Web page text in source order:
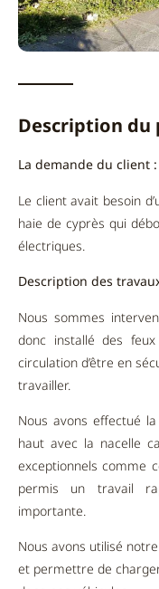
Description du
La demande du client :
Le client avait besoin
haie de cyprès qui
électriques.
Description des
Nous sommes
donc installé des
circulation d’être en
travailler.
Nous avons effectué
haut avec la nacelle
exceptionnels comme
permis un travail
importante.
Nous avons utilisé notre
et permettre de